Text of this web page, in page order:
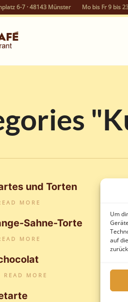
Um
auf
6-7 · 48143 Münster Mo bis Fr 9 bis
und Torten
MORE
Sahne-Torte
MORE
READ MORE